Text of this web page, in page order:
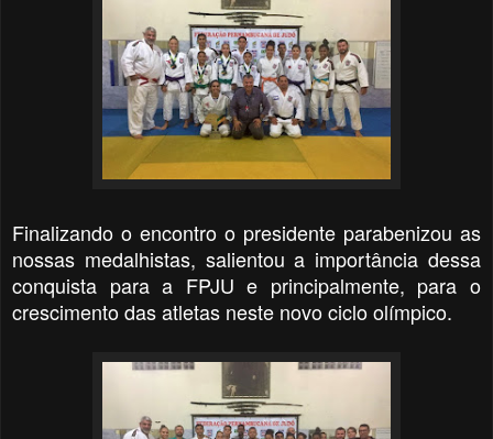
Finalizando o encontro o presidente parabenizou as
nossas medalhistas, salientou a importância dessa
conquista para a FPJU e principalmente, para o
crescimento das atletas neste novo ciclo olímpico.